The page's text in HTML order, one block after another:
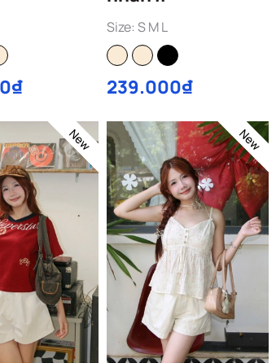
Size: S M L
239.000₫
New New